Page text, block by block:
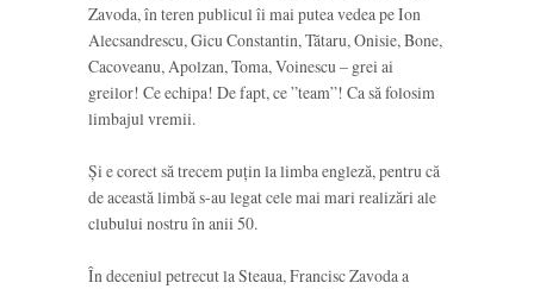
Zavoda, în teren publicul îi mai putea vedea pe Ion
Alecsandrescu, Gicu Constantin, Tătaru, Onisie, Bone,
Cacoveanu, Apolzan, Toma, Voinescu – grei ai
greilor! Ce echipa! De fapt, ce ”team”! Ca să folosim
limbajul vremii.
Și e corect să trecem puțin la limba engleză, pentru că
de această limbă s-au legat cele mai mari realizări ale
clubului nostru în anii 50.
În deceniul petrecut la Steaua, Francisc Zavoda a